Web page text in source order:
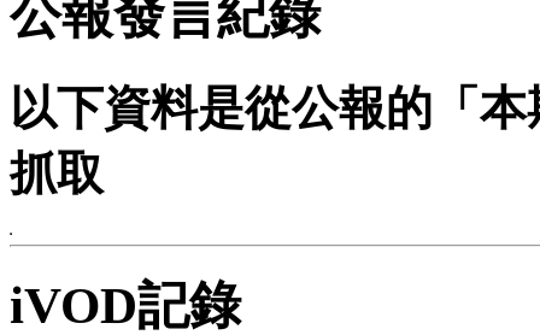
公報發言紀錄
以下資料是從公報的「
抓取
iVOD記錄